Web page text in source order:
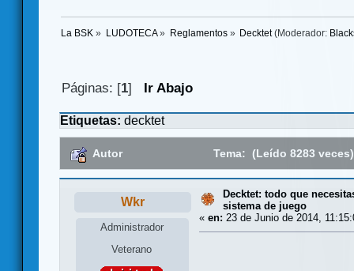
La BSK » LUDOTECA» Reglamentos» Decktet(Moderador:
Páginas: [1] Ir Abajo
Etiquetas: decktet
Autor Tema: (Leído 8283 veces)
Wkr
Administrador
Veterano
Decktet: todo que
sistema de juego
« en: 23 de Junio de 2014,